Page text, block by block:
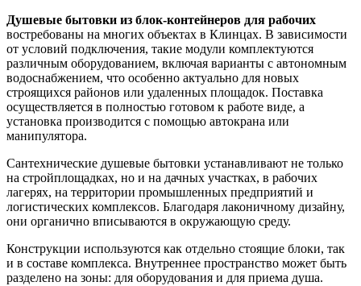
Душевые бытовки из блок-контейнеров для рабочих
востребованы на многих объектах в Клинцах. В зависимости
от условий подключения, такие модули комплектуются
различным оборудованием, включая варианты с автономным
водоснабжением, что особенно актуально для новых
строящихся районов или удаленных площадок. Поставка
осуществляется в полностью готовом к работе виде, а
установка производится с помощью автокрана или
манипулятора.
Сантехнические душевые бытовки устанавливают не только
на стройплощадках, но и на дачных участках, в рабочих
лагерях, на территории промышленных предприятий и
логистических комплексов. Благодаря лаконичному дизайну,
они органично вписываются в окружающую среду.
Конструкции используются как отдельно стоящие блоки, так
и в составе комплекса. Внутреннее пространство может быть
разделено на зоны: для оборудования и для приема душа.